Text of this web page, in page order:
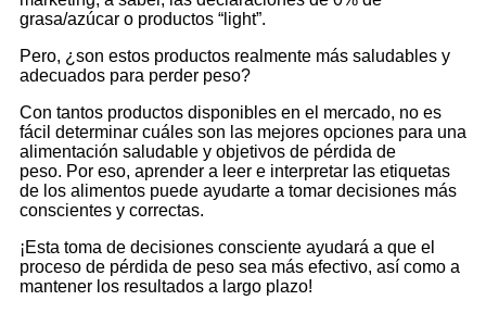
grasa/azúcar o productos “light”.
Pero, ¿son estos productos realmente más saludables y
adecuados para perder peso?
Con tantos productos disponibles en el mercado, no es
fácil determinar cuáles son las mejores opciones para una
alimentación saludable y objetivos de pérdida de
peso. Por eso, aprender a leer e interpretar las etiquetas
de los alimentos puede ayudarte a tomar decisiones más
conscientes y correctas.
¡Esta toma de decisiones consciente ayudará a que el
proceso de pérdida de peso sea más efectivo, así como a
mantener los resultados a largo plazo!